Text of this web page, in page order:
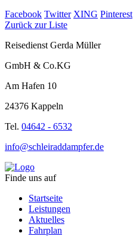
Facebook Twitter XING Pinterest
Zurück zur Liste
Reisedienst Gerda Müller
GmbH & Co.KG
Am Hafen 10
24376 Kappeln
Tel. 04642 - 6532
info@schleiraddampfer.de
Finde uns auf
Startseite
Leistungen
Aktuelles
Fahrplan